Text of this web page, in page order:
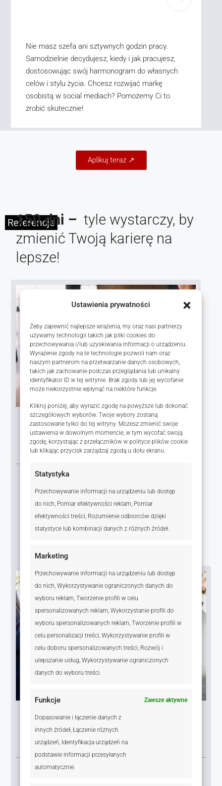
Ustawienia prywatności
Żeby zapewnić najlepsze wrażenia, my oraz nasi partnerzy
używamy technologii takich jak pliki cookies do
przechowywania i/lub uzyskiwania informacji o urządzeniu.
Wyrażenie zgody na te technologie pozwoli nam oraz
naszym partnerom na przetwarzanie danych osobowych,
takich jak zachowanie podczas przeglądania lub unikalny
identyfikator ID w tej witrynie. Brak zgody lub jej wycofanie
może niekorzystnie wpłynąć na niektóre funkcje.
Kliknij poniżej, aby wyrazić zgodę na powyższe lub dokonać
szczegółowych wyborów. Twoje wybory zostaną
zastosowane tylko do tej witryny. Możesz zmienić swoje
ustawienia w dowolnym momencie, w tym wycofać swoją
zgodę, korzystając z przełączników w polityce plików cookie
lub klikając przycisk zarządzaj zgodą u dołu ekranu.
Statystyka
Przechowywanie informacji na urządzeniu lub dostęp
do nich, Pomiar efektywności reklam, Pomiar
efektywności treści, Rozumienie odbiorców dzięki
statystyce lub kombinacji danych z różnych źródeł.
Marketing
Przechowywanie informacji na urządzeniu lub dostęp
do nich, Wykorzystywanie ograniczonych danych do
wyboru reklam, Tworzenie profili w celu
spersonalizowanych reklam, Wykorzystanie profili do
wyboru spersonalizowanych reklam, Tworzenie profili w
celu personalizacji treści, Wykorzystywanie profili w
celu doboru spersonalizowanych treści, Rozwój i
ulepszanie usług, Wykorzystywanie ograniczonych
danych do wyboru treści.
Funkcje Zawsze aktywne
Dopasowanie i łączenie danych z
innych źródeł, Łączenie różnych
urządzeń, Identyfikacja urządzeń na
podstawie informacji przesyłanych
automatycznie.
Nie masz szefa ani sztywnych godzin pracy.
Samodzielnie decydujesz, kiedy i jak pracujesz,
dostosowując swój harmonogram do własnych
celów i stylu życia. Chcesz rozwijać markę
osobistą w social mediach? Pomożemy Ci to
zrobić skutecznie!
Aplikuj teraz ↗
Referencje
150 dni – tyle wystarczy, by
zmienić Twoją karierę na
lepsze!
Pierwsze 50 dni
Intensywne szkolenie
i start w branży
Rozpoczynasz od kompleksowego
wdrożenia, które obejmuje szkolenia z
negocjacji, marketingu nieruchomości i
budowania marki osobistej. Zyskujesz dostęp
Pierwsze transakcje
i wsparcie zespołu
Wkraczasz na rynek z pełnym wsparciem Keller